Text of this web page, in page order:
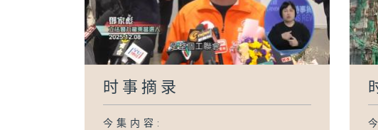
时事摘录
今集内容: